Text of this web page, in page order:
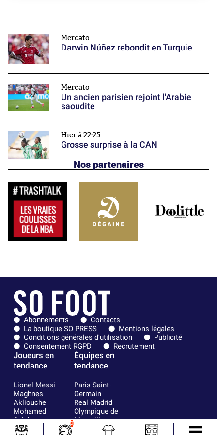
Mercato
Darwin Núñez rebondit en Turquie
Mercato
Un ancien parisien rejoint l'Arabie
saoudite
Hier à 22:25
Grosse surprise à la CAN
Nos partenaires
Abonnements
Contacts
La boutique SO PRESS
Mentions légales
Conditions générales d'utilisation
Publicité
Consentement RGPD
Recrutement
Joueurs en
tendance
Lionel Messi
Maghnes
Akliouche
Mohamed
Salah
Neymar
Équipes en
tendance
Paris Saint-
Germain
Real Madrid
Olympique de
Marseille
0